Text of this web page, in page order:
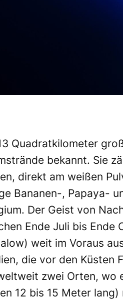
Quadratkilometer
bekannt. Sie
direkt am weißen
Bananen-, Papaya-
Der Geist von
Ende Juli bis
weit im Voraus
die vor den Küsten
zwei Orten, wo
12 bis 15 Meter